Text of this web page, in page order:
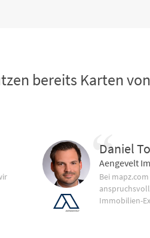
bereits Karten
Daniel
Aengevelt
Bei
Immobilien-